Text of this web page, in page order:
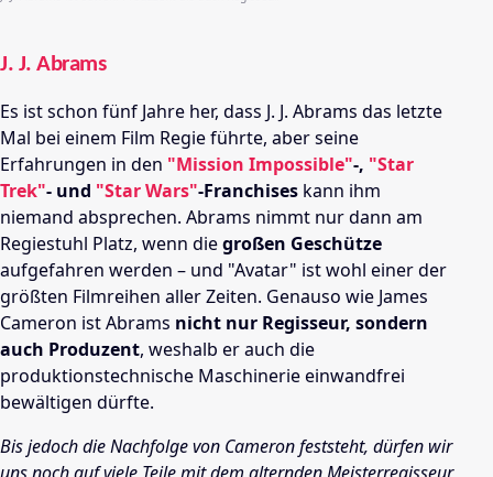
J. J. Abrams
Es ist schon fünf Jahre her, dass J. J. Abrams das letzte
Mal bei einem Film Regie führte, aber seine
Erfahrungen in den "Mission Impossible"-, "Star
Trek"- und "Star Wars"-Franchises kann ihm
niemand absprechen. Abrams nimmt nur dann am
Regiestuhl Platz, wenn diegroßen Geschütze
aufgefahren werden – und "Avatar" ist wohl einer der
größten Filmreihen aller Zeiten. Genauso wie James
Cameron ist Abrams nicht nur Regisseur, sondern
auch Produzent, weshalb er auch die
produktionstechnische Maschinerie einwandfrei
bewältigen dürfte.
Bis jedoch die Nachfolge von Cameron feststeht, dürfen wir